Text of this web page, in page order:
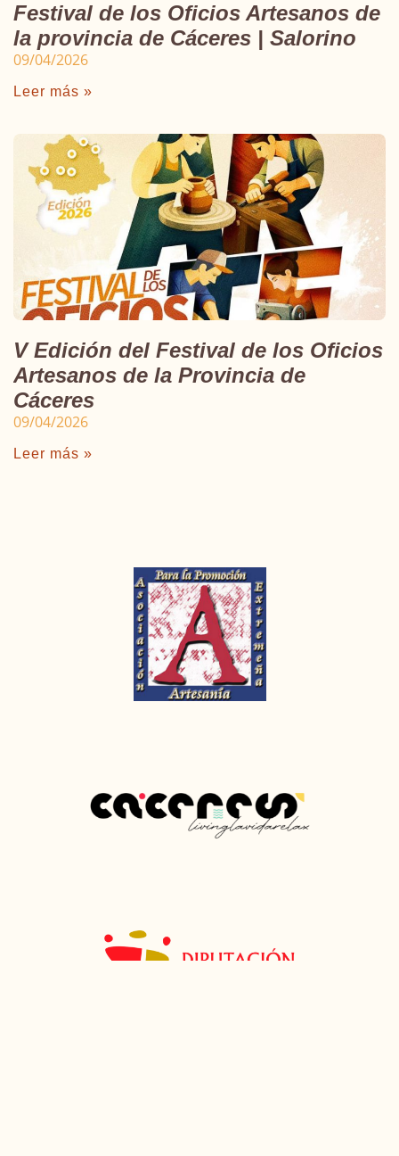
Festival de los Oficios Artesanos de
la provincia de Cáceres | Salorino
09/04/2026
Leer más »
V Edición del Festival de los Oficios
Artesanos de la Provincia de
Cáceres
09/04/2026
Leer más »